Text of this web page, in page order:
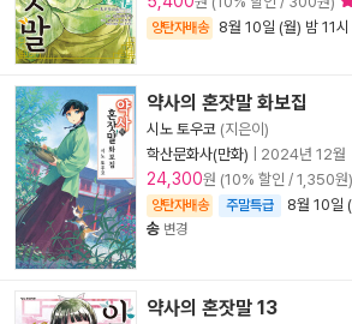
양탄자배송 8월 10일 (월) 밤 11시
약사의 혼잣말 화보집
시노 토우코 (지은이)
학산문화사(만화)
2024년 12월
24,300원 (10% 할인 / 1,350원)
양탄자배송 주말특급 8월 10일
송 변경
약사의 혼잣말 13